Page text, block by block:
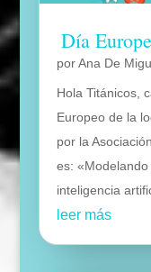
Día
porAna De
Hola Titánicos,
Europeo de la
por la
es:
inteligencia
leer más